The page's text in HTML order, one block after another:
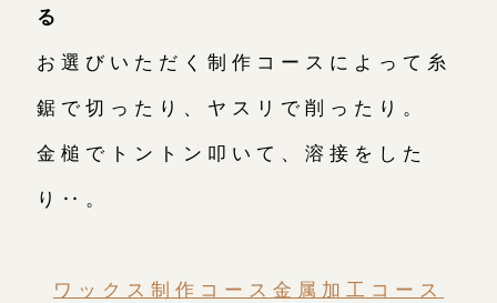
る
お選びいただく制作コースによって糸
鋸で切ったり、ヤスリで削ったり。
金槌でトントン叩いて、溶接をした
り‥。
ワックス制作コース金属加工コース